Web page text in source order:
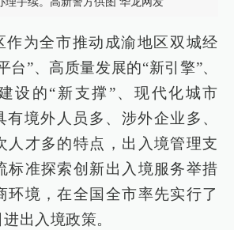
作为全市推动成渝地区双城经
台”、高质量发展的“新引擎”、
设的“新支撑”、现代化城市
有境外人员多、涉外企业多、
人才多的特点，出入境管理支
标准探索创新出入境服务举措
环境，在全国全市率先实行了
出入境政策。